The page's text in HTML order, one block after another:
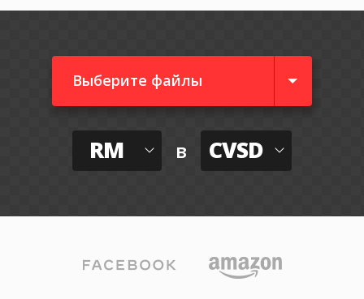
Выберите файлы
RM в CVSD